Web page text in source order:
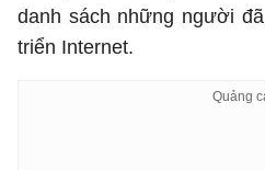
danh sách những người
triển Internet.